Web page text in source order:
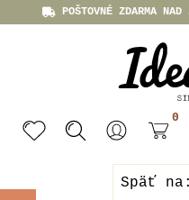
POŠTOVNÉ ZDARMA
0
Späť na: